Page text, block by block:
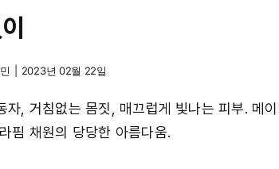
2023년 02월 22일
자, 거침없는 몸짓, 매끄럽게 빛나는 피부. 메
핌 채원의 당당한 아름다움.